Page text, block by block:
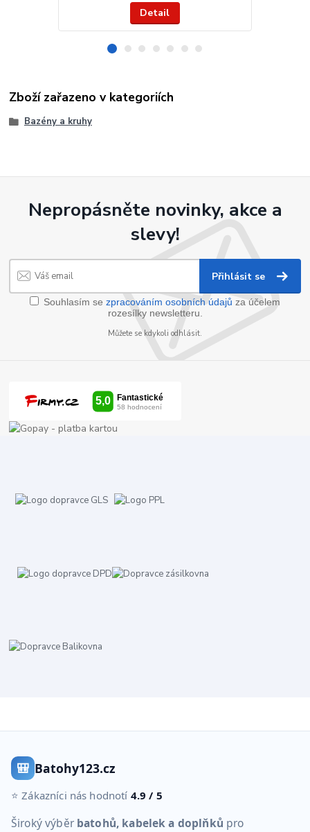
Detail
Zboží zařazeno v kategoriích
Bazény a kruhy
Nepropásněte novinky, akce a
slevy!
Přihlásit se
Souhlasím se zpracováním osobních údajů za účelem
rozesílky newsletteru.
Můžete se kdykoli odhlásit.
🎒 Batohy123.cz
⭐ Zákazníci nás hodnotí 4.9 / 5
Široký výběr batohů, kabelek a doplňků pro